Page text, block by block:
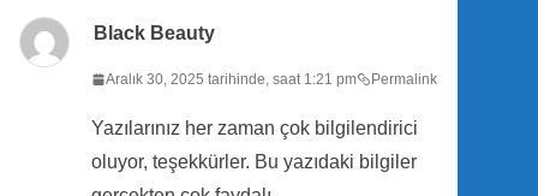
Black Beauty
Aralık 30, 2025 tarihinde, saat 1:21 pm Permalink
Yazılarınız her zaman çok bilgilendirici
oluyor, teşekkürler. Bu yazıdaki bilgiler